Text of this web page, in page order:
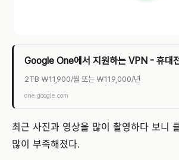
Google One에서 지원하는 VPN - 휴대
2TB ₩11,900/월 또는 ₩119,000/년
one.google.com
최근 사진과 영상을 많이 촬영하다 보니
많이 부족해졌다.